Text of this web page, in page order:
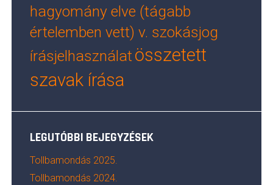
hagyomány elve (tágabb
értelemben vett) v. szokásjog
írásjelhasználatösszetett
szavak írása
LEGUTÓBBI BEJEGYZÉSEK
Tollbamondás 2025.
Tollbamondás 2024.